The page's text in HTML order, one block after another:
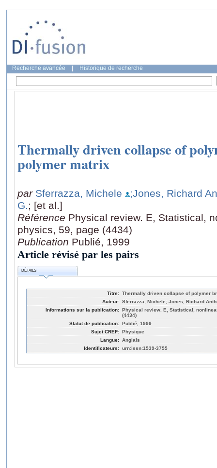
Recherche avancée Historique de recherche
Thermally driven collapse of
polymer matrix
par Sferrazza, Michele
;Jones, Richard
G.; [et al.]
Référence Physical review. E, Statistical,
physics, 59, page (4434)
Publication Publié, 1999
Article révisé par les pairs
DÉTAILS
Titre: Thermally driven collapse of polymer
Auteur: Sferrazza, Michele; Jones, Richard
Informations sur la publication: Physical review. E, Statistical,
(4434)
Statut de publication: Publié, 1999
Sujet CREF: Physique
Langue: Anglais
Identificateurs: urn:issn:1539-3755